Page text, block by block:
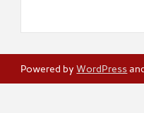
Powered byWordPress